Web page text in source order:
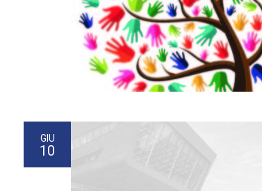
GIU
10